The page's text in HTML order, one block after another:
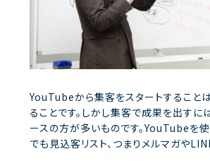
YouTubeから集客をスタートすること
ることです。しかし集客で成果を出す
ースの方が多いものです。YouTubeを
でも見込客リスト、つまりメルマガや